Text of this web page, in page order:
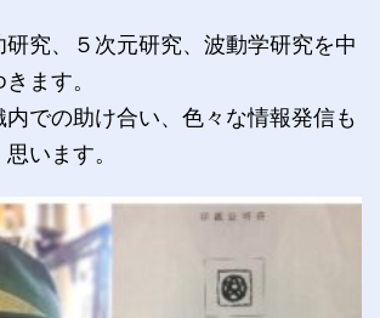
究、５次元研究、波動学研究を中
ます。
内での助け合い、色々な情報発信も
います。